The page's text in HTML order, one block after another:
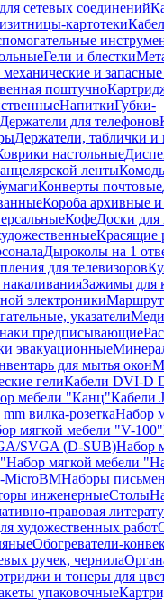
сетевых соединений
картотеки
Гели и блестки
и
поштучно
НапиткиГубки-
Держатели для телефонов
Держатели, таблички и
настольные
ленты
Конверты почтовые
Короба архивные и
КофеДоски
Красящие
Дыроколы на 1
для телевизоров
Зажимы для
электроники
указатели
предписывающие
эвакуационные
для мытья окон
гелиКабели DVI-D
мебели "Канц"Кабели
вилка-розеткаНабор
мягкой мебели "V-100"
SVGA (D-SUB)Набор
Набор мягкой мебели
MicroBMНаборы
инженерныеСтолы
правовая
художественных работ
Обогреватели-
ручек, чернила
и тонеры для
упаковочные